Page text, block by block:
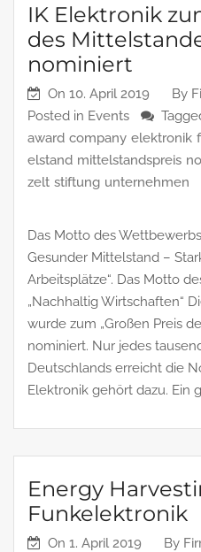
IK Elektronik
des
nominiert
On 10. April 2019 By
Posted in Events
award company elektronik
elstand mittelstandspreis
zelt stiftung unternehmen
Das Motto des
Gesunder Mittelstand –
Arbeitsplätze“. Das Motto
„Nachhaltig Wirtschaften“
wurde zum „Großen Preis
nominiert. Nur jedes
Deutschlands erreicht die
Elektronik gehört dazu. Ein
Energy
Funkelektronik
On 1. April 2019 By